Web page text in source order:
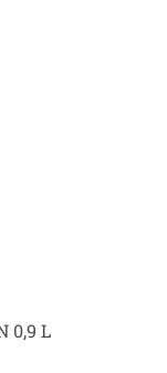
0,9 L